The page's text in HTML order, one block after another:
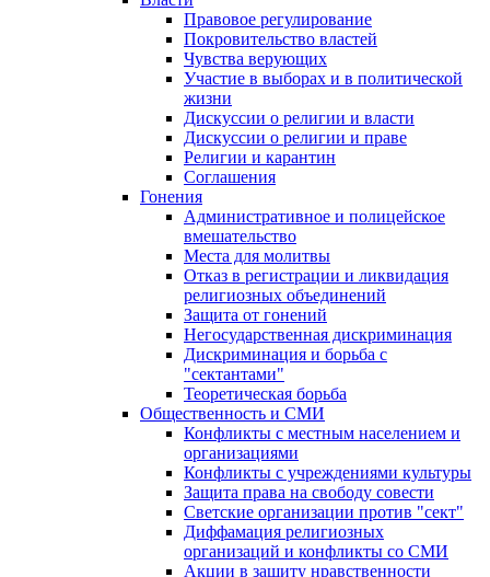
Правовое регулирование
Покровительство властей
Чувства верующих
Участие в выборах и в политической
жизни
Дискуссии о религии и власти
Дискуссии о религии и праве
Религии и карантин
Соглашения
Гонения
Административное и полицейское
вмешательство
Места для молитвы
Отказ в регистрации и ликвидация
религиозных объединений
Защита от гонений
Негосударственная дискриминация
Дискриминация и борьба с
"сектантами"
Теоретическая борьба
Общественность и СМИ
Конфликты с местным населением и
организациями
Конфликты с учреждениями культуры
Защита права на свободу совести
Светские организации против "сект"
Диффамация религиозных
организаций и конфликты со СМИ
Акции в защиту нравственности